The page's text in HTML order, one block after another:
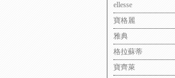
ellesse
寶格麗
雅典
格拉蘇蒂
寶齊萊